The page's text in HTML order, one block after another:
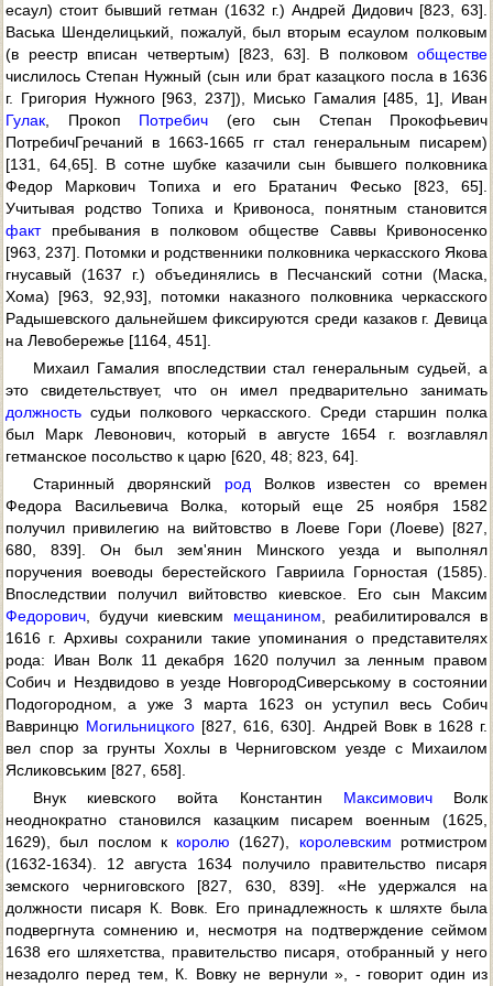
есаул) стоит бывший гетман (1632 г.) Андрей Дидович [823, 63].
Васька Шенделицький, пожалуй, был вторым есаулом полковым
(в реестр вписан четвертым) [823, 63]. В полковом обществе
числилось Степан Нужный (сын или брат казацкого посла в 1636
г. Григория Нужного [963, 237]), Мисько Гамалия [485, 1], Иван
Гулак , Прокоп Потребич (его сын Степан Прокофьевич
ПотребичГречаний в 1663-1665 гг стал генеральным писарем)
[131, 64,65]. В сотне шубке казачили сын бывшего полковника
Федор Маркович Топиха и его Братанич Фесько [823, 65].
Учитывая родство Топиха и Кривоноса, понятным становится
фактпребывания в полковом обществе Саввы Кривоносенко
[963, 237]. Потомки и родственники полковника черкасского Якова
гнусавый (1637 г.) объединялись в Песчанский сотни (Маска,
Хома) [963, 92,93], потомки наказного полковника черкасского
Радышевского дальнейшем фиксируются среди казаков г. Девица
на Левобережье [1164, 451].
Михаил Гамалия впоследствии стал генеральным судьей, а
это свидетельствует, что он имел предварительно занимать
должность судьи полкового черкасского. Среди старшин полка
был Марк Левонович, который в августе 1654 г. возглавлял
гетманское посольство к царю [620, 48; 823, 64].
Старинный дворянский род Волков известен со времен
Федора Васильевича Волка, который еще 25 ноября 1582
получил привилегию на вийтовство в Лоеве Гори (Лоеве) [827,
680, 839]. Он был зем'янин Минского уезда и выполнял
поручения воеводы берестейского Гавриила Горностая (1585).
Впоследствии получил вийтовство киевское. Его сын Максим
Федорович , будучи киевским мещанином , реабилитировался в
1616 г. Архивы сохранили такие упоминания о представителях
рода: Иван Волк 11 декабря 1620 получил за ленным правом
Собич и Нездвидово в уезде НовгородСиверському в состоянии
Подогородном, а уже 3 марта 1623 он уступил весь Собич
Вавринцю Могильницкого [827, 616, 630]. Андрей Вовк в 1628 г.
вел спор за грунты Хохлы в Черниговском уезде с Михаилом
Ясликовським [827, 658].
Внук киевского войта Константин МаксимовичВолк
неоднократно становился казацким писарем военным (1625,
1629), был послом к королю (1627), королевским ротмистром
(1632-1634). 12 августа 1634 получило правительство писаря
земского черниговского [827, 630, 839]. «Не удержался на
должности писаря К. Вовк. Его принадлежность к шляхте была
подвергнута сомнению и, несмотря на подтверждение сеймом
1638 его шляхетства, правительство писаря, отобранный у него
незадолго перед тем, К. Вовку не вернули », - говорит один из